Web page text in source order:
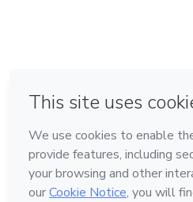
Feito com ❤ em Bogotá
Conheça a Hotmart